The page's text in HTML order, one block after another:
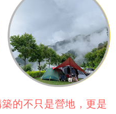
的不只是營地，更是